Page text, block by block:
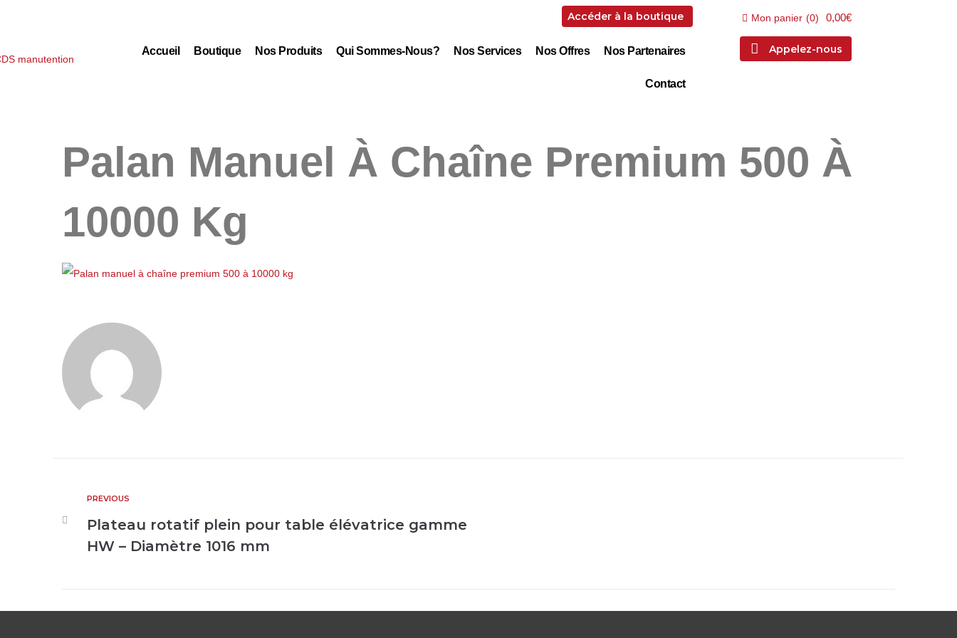
Accéder à la boutique
Accueil Boutique Nos Produits Qui Sommes-Nous? Nos Services Nos Offres Nos Partenaires
Contact
Mon panier (0) 0,00€
Appelez-nous
Palan Manuel À Chaîne Premium 500 À
10000 Kg
PREVIOUS
Plateau rotatif plein pour table élévatrice gamme
HW – Diamètre 1016 mm